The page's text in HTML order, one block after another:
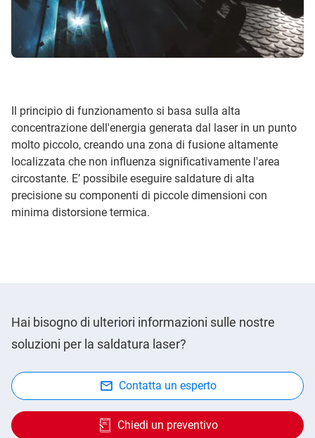
Il principio di funzionamento si basa sulla alta
concentrazione dell'energia generata dal laser in un punto
molto piccolo, creando una zona di fusione altamente
localizzata che non influenza significativamente l'area
circostante. E’ possibile eseguire saldature di alta
precisione su componenti di piccole dimensioni con
minima distorsione termica.
Hai bisogno di ulteriori informazioni sulle nostre
soluzioni per la saldatura laser?
Contatta un esperto
Chiedi un preventivo